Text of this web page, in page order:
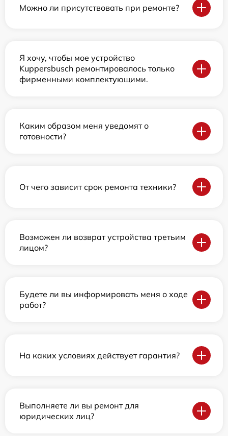
Можно ли присутствовать при ремонте?
Я хочу, чтобы мое устройство
Kuppersbusch ремонтировалось только
фирменными комплектующими.
Каким образом меня уведомят о
готовности?
От чего зависит срок ремонта техники?
Возможен ли возврат устройства третьим
лицом?
Будете ли вы информировать меня о ходе
работ?
На каких условиях действует гарантия?
Выполняете ли вы ремонт для
юридических лиц?